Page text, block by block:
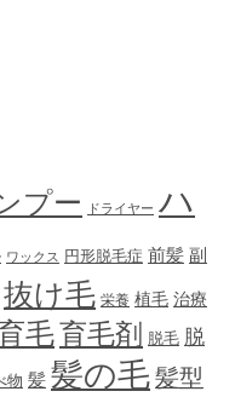
プー ドライヤー ハ
ワックス 円形脱毛症 前髪 副
抜け毛 栄養 植毛 治療
毛育毛剤 脱毛 脱
物 髪 髪の毛髪型